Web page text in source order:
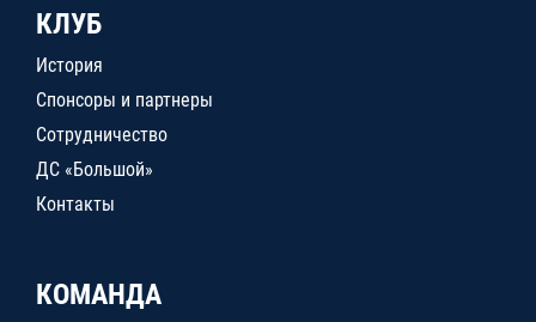
КЛУБ
История
Спонсоры и партнеры
Сотрудничество
ДС «Большой»
Контакты
КОМАНДА